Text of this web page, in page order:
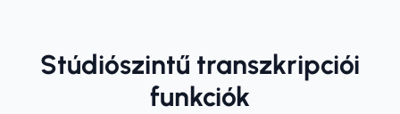
Stúdiószintű transzkripciói
funkciók